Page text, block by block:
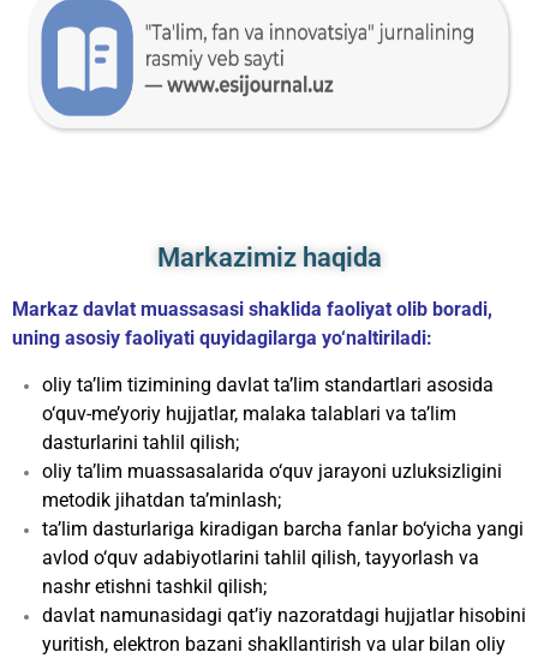
Markazimiz haqida
Markaz davlat muassasasi shaklida faoliyat olib boradi,
uning asosiy faoliyati quyidagilarga yo‘naltiriladi:
oliy ta’lim tizimining davlat ta’lim standartlari asosida
o‘quv-me’yoriy hujjatlar, malaka talablari va ta’lim
dasturlarini tahlil qilish;
oliy ta’lim muassasalarida o‘quv jarayoni uzluksizligini
metodik jihatdan ta’minlash;
ta’lim dasturlariga kiradigan barcha fanlar bo‘yicha yangi
avlod o‘quv adabiyotlarini tahlil qilish, tayyorlash va
nashr etishni tashkil qilish;
davlat namunasidagi qat’iy nazoratdagi hujjatlar hisobini
yuritish, elektron bazani shakllantirish va ular bilan oliy